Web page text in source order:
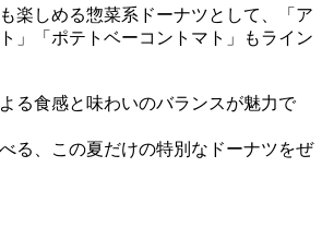
楽しめる惣菜系ドーナツとして、「ア
」「ポテトベーコントマト」もライン
る食感と味わいのバランスが魅力で
る、この夏だけの特別なドーナツをぜ